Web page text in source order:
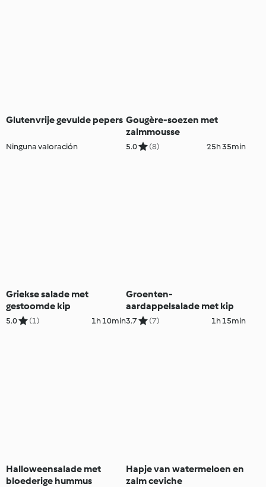
Glutenvrije gevulde pepers
Ninguna valoración
Gougère-soezen met
zalmmousse
5.0 (8) 25h 35min
Griekse salade met
gestoomde kip
5.0 (1) 1h 10min
Groenten-
aardappelsalade met kip
3.7 (7) 1h 15min
Halloweensalade met
bloederige hummus
Hapje van watermeloen en
zalm ceviche